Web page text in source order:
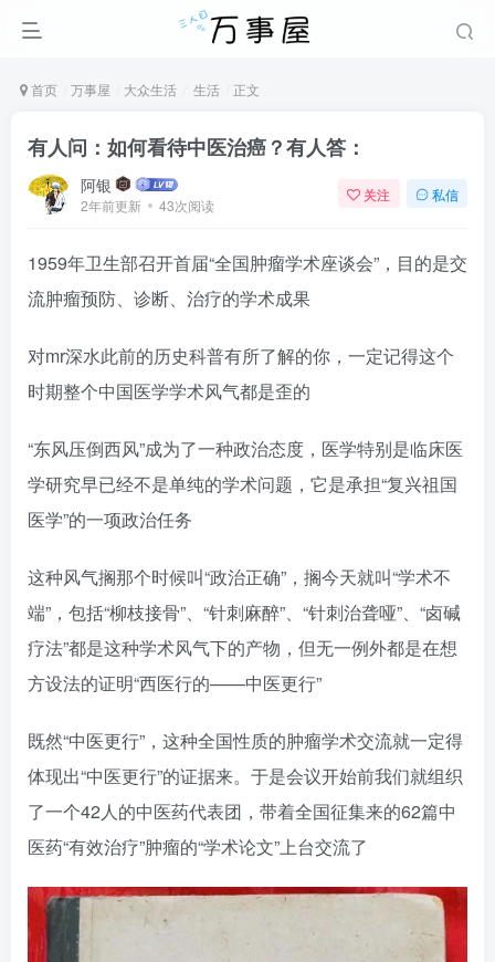
首页 万事屋 大众生活 生活 正文
有人问：如何看待中医治癌？有人答：
阿银
2年前更新 43次阅读
关注 私信
1959年卫生部召开首届“全国肿瘤学术座谈会”，目的是交
流肿瘤预防、诊断、治疗的学术成果
对mr深水此前的历史科普有所了解的你，一定记得这个
时期整个中国医学学术风气都是歪的
“东风压倒西风”成为了一种政治态度，医学特别是临床医
学研究早已经不是单纯的学术问题，它是承担“复兴祖国
医学”的一项政治任务
这种风气搁那个时候叫“政治正确”，搁今天就叫“学术不
端”，包括“柳枝接骨”、“针刺麻醉”、“针刺治聋哑”、“卤碱
疗法”都是这种学术风气下的产物，但无一例外都是在想
方设法的证明“西医行的——中医更行”
既然“中医更行”，这种全国性质的肿瘤学术交流就一定得
体现出“中医更行”的证据来。于是会议开始前我们就组织
了一个42人的中医药代表团，带着全国征集来的62篇中
医药“有效治疗”肿瘤的“学术论文”上台交流了